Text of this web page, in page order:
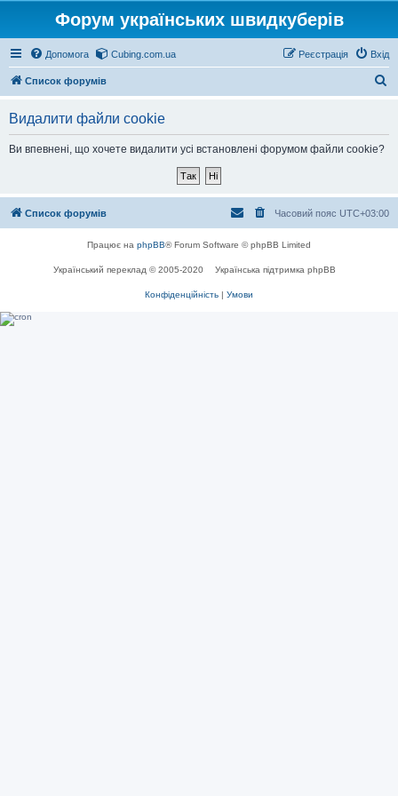
Форум українських швидкуберів
Допомога Cubing.com.ua Вхід
Реєстрація
Список форумів
Видалити файли cookie
Ви впевнені, що хочете видалити усі встановлені форумом файли cookie?
Список форумів Часовий пояс UTC+03:00
Працює на phpBB® Forum Software © phpBB Limited
Український переклад © 2005-2020 Українська підтримка phpBB
Конфіденційність | Умови